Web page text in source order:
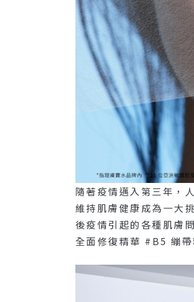
隨著疫情邁入第三年，
維持肌膚健康成為一大
後疫情引起的各種肌膚
全面修復精華 #B5 繃帶